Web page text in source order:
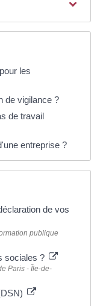
les
de vigilance ?
de travail
entreprise ?
de vos
publique
sociales ?
Paris - Île-de-